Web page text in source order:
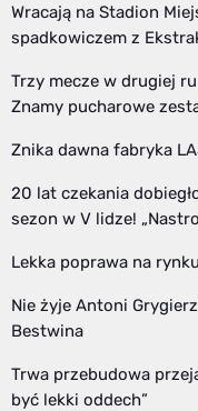
Wracają na Stadion
spadkowiczem z
Trzy mecze w drugiej
Znamy pucharowe
Znika dawna fabryka
20 lat czekania
sezon w V lidze!
Lekka poprawa na
Nie żyje Antoni
Bestwina
Trwa przebudowa
być lekki oddech”